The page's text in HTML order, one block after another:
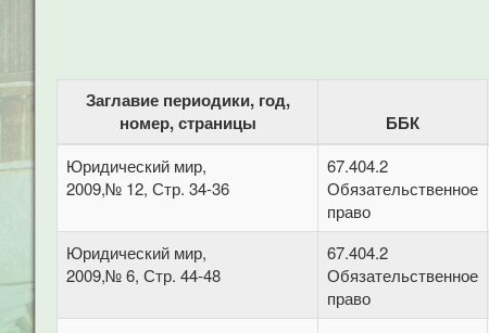
Заглавие периодики, год,
номер, страницы
ББК
Юридический мир,
2009,№ 12, Стр. 34-36
67.404.2
Обязательственное
право
Юридический мир,
2009,№ 6, Стр. 44-48
67.404.2
Обязательственное
право